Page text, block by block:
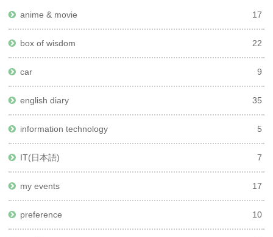
anime & movie 17
box of wisdom 22
car 9
english diary 35
information technology 5
IT(日本語) 7
my events 17
preference 10